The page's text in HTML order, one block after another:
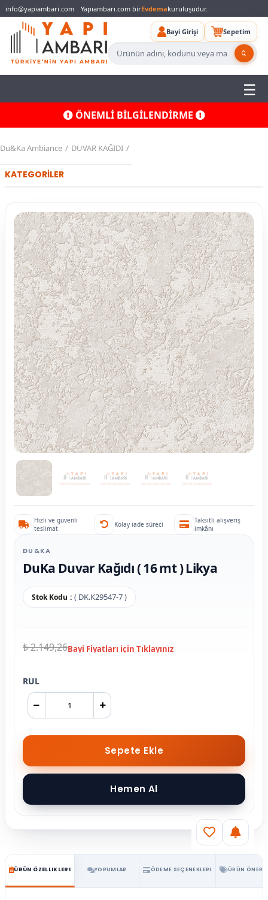
info@yapiambari.com Yapıambarı.com birEvdemakuruluşudur.
Bayi Girişi Sepetim
ÖNEMLİ BİLGİLENDİRME
Du&Ka Ambiance DUVAR KAĞIDI
KATEGORİLER
Hızlı ve güvenli
teslimat
Kolay iade süreci
Taksitli alışveriş
imkânı
DU&KA
DuKa Duvar Kağıdı ( 16 mt ) Likya
Stok Kodu ( DK.K29547-7 )
₺ 2.149,26
RUL
ÜRÜN ÖZELLIKLERI YORUMLAR ÖDEME SEÇENEKLERI ÜRÜN